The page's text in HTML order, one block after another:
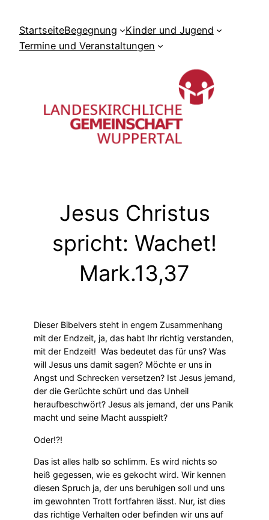
Inhalt
springen
StartseiteBegegnung
Kinder und Jugend
Termine und Veranstaltungen
Jesus Christus
spricht: Wachet!
Mark.13,37
Dieser Bibelvers steht in engem Zusammenhang
mit der Endzeit, ja, das habt Ihr richtig verstanden,
mit der Endzeit! Was bedeutet das für uns? Was
will Jesus uns damit sagen? Möchte er uns in
Angst und Schrecken versetzen? Ist Jesus jemand,
der die Gerüchte schürt und das Unheil
heraufbeschwört? Jesus als jemand, der uns Panik
macht und seine Macht ausspielt?
Oder!?!
Das ist alles halb so schlimm. Es wird nichts so
heiß gegessen, wie es gekocht wird. Wir kennen
diesen Spruch ja, der uns beruhigen soll und uns
im gewohnten Trott fortfahren lässt. Nur, ist dies
das richtige Verhalten oder befinden wir uns auf